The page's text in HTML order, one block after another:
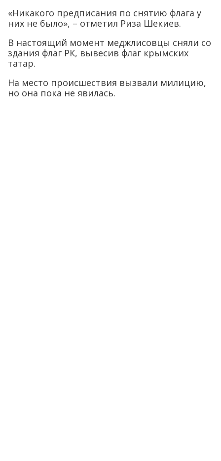
«Никакого предписания по снятию флага у
них не было», – отметил Риза Шекиев.
В настоящий момент меджлисовцы сняли со
здания флаг РК, вывесив флаг крымских
татар.
На место происшествия вызвали милицию,
но она пока не явилась.